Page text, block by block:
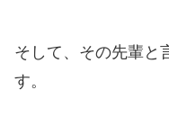
そして、その先輩と
す。